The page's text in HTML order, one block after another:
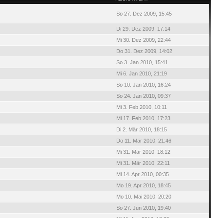
So 27. Dez 2009, 15:45
Di 29. Dez 2009, 17:14
Mi 30. Dez 2009, 22:44
Do 31. Dez 2009, 14:02
So 3. Jan 2010, 15:41
Mi 6. Jan 2010, 21:19
So 10. Jan 2010, 16:24
So 24. Jan 2010, 09:37
Mi 3. Feb 2010, 10:11
Mi 17. Feb 2010, 17:23
Di 2. Mär 2010, 18:15
Do 11. Mär 2010, 21:46
Mi 31. Mär 2010, 18:12
Mi 31. Mär 2010, 22:11
Mi 14. Apr 2010, 00:35
Mo 19. Apr 2010, 18:45
Mo 10. Mai 2010, 20:20
So 27. Jun 2010, 19:40